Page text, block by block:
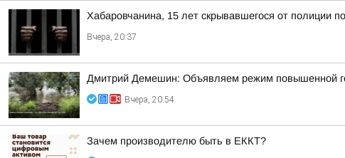
Хабаровчанина, 15 лет скрывавшегося от полиции
Вчера, 20:37
Дмитрий Демешин: Объявляем режим повышенной
Вчера, 20:54
Зачем производителю быть в ЕККТ?